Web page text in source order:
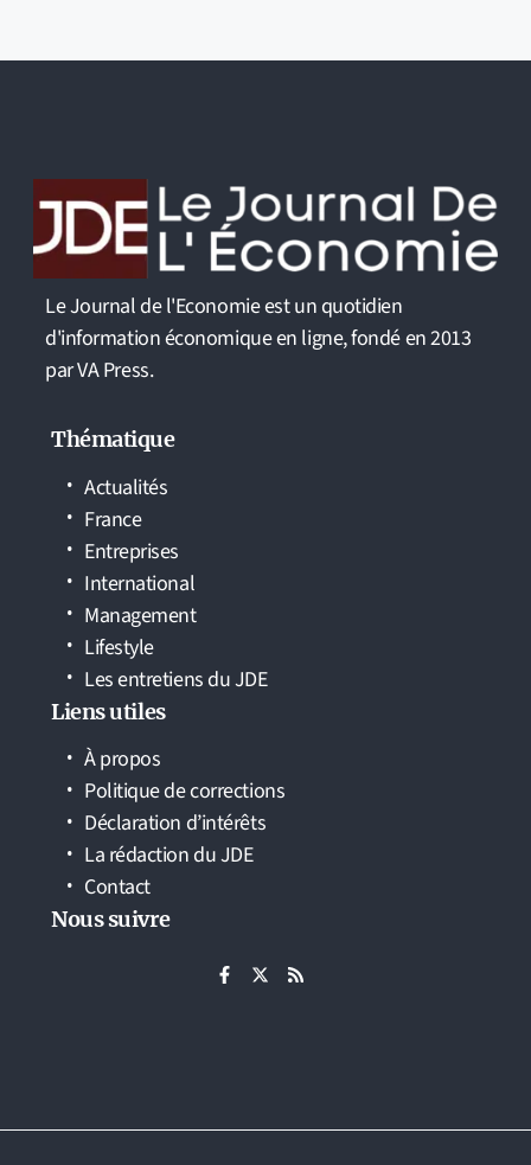
Le Journal de l'Economie est un quotidien
d'information économique en ligne, fondé en 2013
par VA Press.
Thématique
Actualités
France
Entreprises
International
Management
Lifestyle
Les entretiens du JDE
Liens utiles
À propos
Politique de corrections
Déclaration d’intérêts
La rédaction du JDE
Contact
Nous suivre